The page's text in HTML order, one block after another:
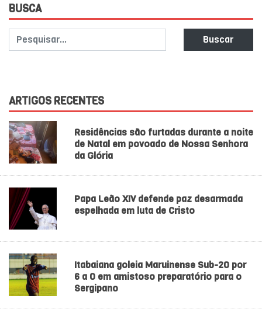
BUSCA
Buscar
ARTIGOS RECENTES
Residências são furtadas durante a noite
de Natal em povoado de Nossa Senhora
da Glória
Papa Leão XIV defende paz desarmada
espelhada em luta de Cristo
Itabaiana goleia Maruinense Sub-20 por
6 a 0 em amistoso preparatório para o
Sergipano